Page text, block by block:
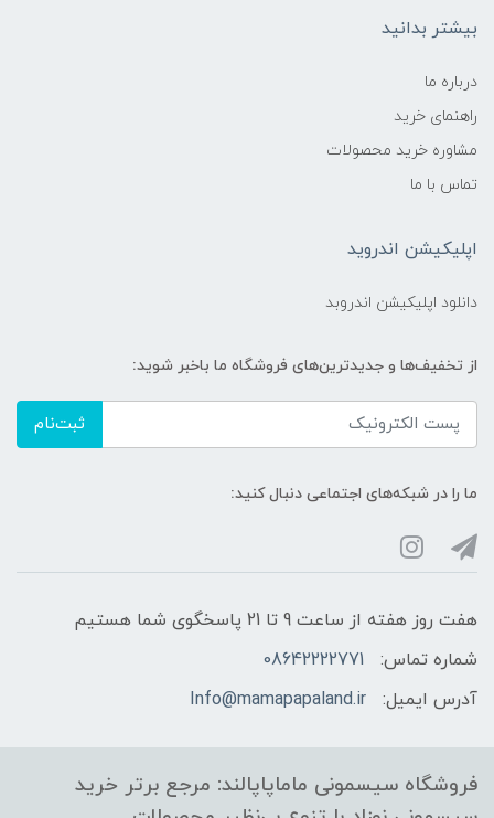
بیشتر بدانید
درباره ما
راهنمای خرید
مشاوره خرید محصولات
تماس با ما
اپلیکیشن اندروید
دانلود اپلیکیشن اندروبد
از تخفیف‌ها و جدیدترین‌های فروشگاه ما باخبر شوید:
ثبت‌نام
ما را در شبکه‌های اجتماعی دنبال کنید:
هفت روز هفته از ساعت 9 تا 21 پاسخگوی شما هستیم
شماره تماس:
08642222771
آدرس ایمیل:
Info@mamapapaland.ir
فروشگاه سیسمونی ماماپاپالند: مرجع برتر خرید